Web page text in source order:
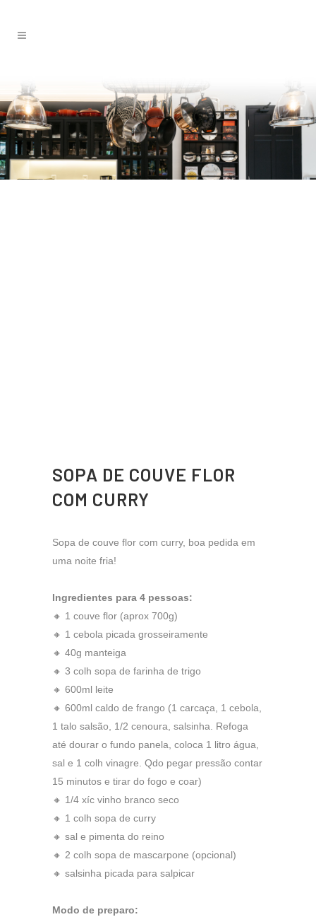
SOPA DE COUVE FLOR
COM CURRY
Sopa de couve flor com curry, boa pedida em
uma noite fria!
Ingredientes para 4 pessoas:
🔸 1 couve flor (aprox 700g)
🔸 1 cebola picada grosseiramente
🔸 40g manteiga
🔸 3 colh sopa de farinha de trigo
🔸 600ml leite
🔸 600ml caldo de frango (1 carcaça, 1 cebola,
1 talo salsão, 1/2 cenoura, salsinha. Refoga
até dourar o fundo panela, coloca 1 litro água,
sal e 1 colh vinagre. Qdo pegar pressão contar
15 minutos e tirar do fogo e coar)
🔸 1/4 xíc vinho branco seco
🔸 1 colh sopa de curry
🔸 sal e pimenta do reino
🔸 2 colh sopa de mascarpone (opcional)
🔸 salsinha picada para salpicar
Modo de preparo: